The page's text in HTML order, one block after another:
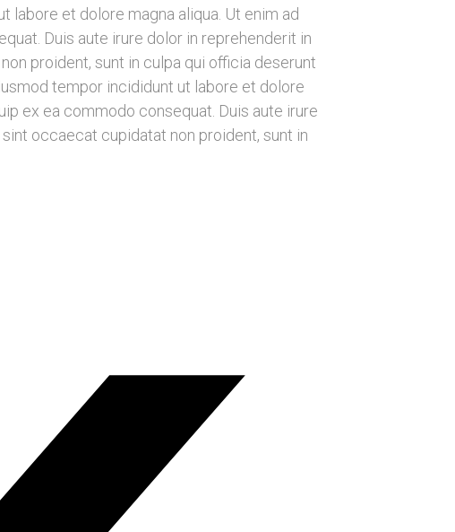
et dolore magna aliqua. Ut enim ad
Duis aute irure dolor in reprehenderit in
proident, sunt in culpa qui officia deserunt
tempor incididunt ut labore et dolore
ex ea commodo consequat. Duis aute irure
occaecat cupidatat non proident, sunt in